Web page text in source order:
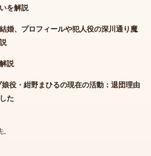
を解説
婚、プロフィールや犯人役の深川通り魔
説
役・紺野まひるの現在の活動：退団理由
た